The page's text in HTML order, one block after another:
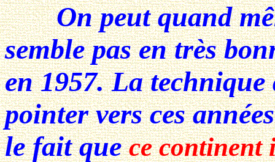
On peut quand
semble pas en très
en1957. La technique
pointer vers ces
le fait quece continent